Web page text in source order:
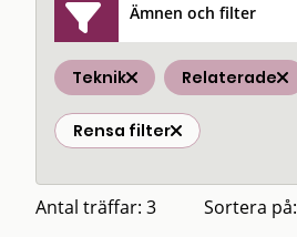
Ämnen och filter
Teknik Relaterade
Rensa filter
Antal träffar: 3 Sortera på: